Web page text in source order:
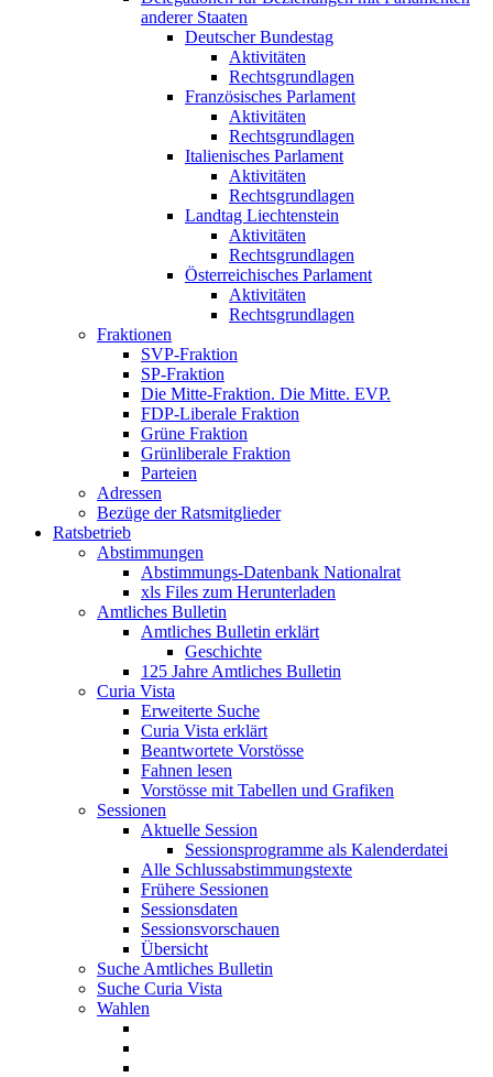
anderer Staaten
Deutscher Bundestag
Aktivitäten
Rechtsgrundlagen
Französisches Parlament
Aktivitäten
Rechtsgrundlagen
Italienisches Parlament
Aktivitäten
Rechtsgrundlagen
Landtag Liechtenstein
Aktivitäten
Rechtsgrundlagen
Österreichisches Parlament
Aktivitäten
Rechtsgrundlagen
Fraktionen
SVP-Fraktion
SP-Fraktion
Die Mitte-Fraktion. Die Mitte. EVP.
FDP-Liberale Fraktion
Grüne Fraktion
Grünliberale Fraktion
Parteien
Adressen
Bezüge der Ratsmitglieder
Ratsbetrieb
Abstimmungen
Abstimmungs-Datenbank Nationalrat
xls Files zum Herunterladen
Amtliches Bulletin
Amtliches Bulletin erklärt
Geschichte
125 Jahre Amtliches Bulletin
Curia Vista
Erweiterte Suche
Curia Vista erklärt
Beantwortete Vorstösse
Fahnen lesen
Vorstösse mit Tabellen und Grafiken
Sessionen
Aktuelle Session
Sessionsprogramme als Kalenderdatei
Alle Schlussabstimmungstexte
Frühere Sessionen
Sessionsdaten
Sessionsvorschauen
Übersicht
Suche Amtliches Bulletin
Suche Curia Vista
Wahlen